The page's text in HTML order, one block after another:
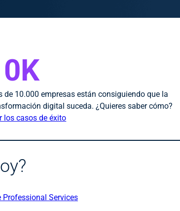
de 10.000 empresas están consiguiendo que la
digital suceda. ¿Quieres saber cómo?
los casos de éxito
Professional Services